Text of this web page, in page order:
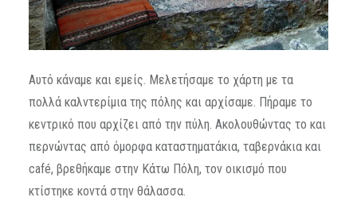
Αυτό κάναμε και εμείς. Μελετήσαμε το χάρτη με τα
πολλά καλντερίμια της πόλης και αρχίσαμε. Πήραμε το
κεντρικό που αρχίζει από την πύλη. Ακολουθώντας το και
περνώντας από όμορφα καταστηματάκια, ταβερνάκια και
café, βρεθήκαμε στην Κάτω Πόλη, τον οικισμό που
κτίστηκε κοντά στην θάλασσα.